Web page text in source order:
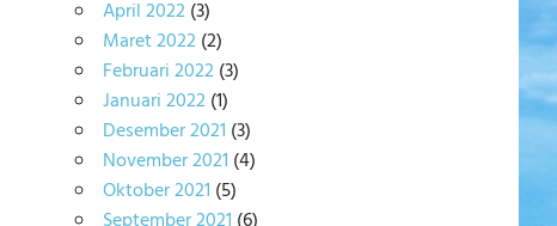
April 2022(3)
Maret 2022(2)
Februari 2022(3)
Januari 2022(1)
Desember 2021 (3)
November 2021 (4)
Oktober 2021 (5)